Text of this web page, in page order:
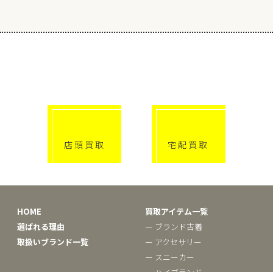
店頭買取 宅配買取
HOME
選ばれる理由
取扱いブランド一覧
買取アイテム一覧
ー ブランド古着
ー アクセサリー
ー スニーカー